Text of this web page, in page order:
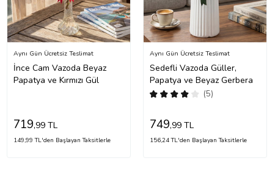
İnce Cam Vazoda Beyaz
Papatya ve Kırmızı Gül
Aynı Gün Ücretsiz Teslimat
719,99 TL
149,99 TL'den Başlayan Taksitlerle
Sedefli Vazoda Güller,
Papatya ve Beyaz Gerbera
(5)
Aynı Gün Ücretsiz Teslimat
749,99 TL
156,24 TL'den Başlayan Taksitlerle